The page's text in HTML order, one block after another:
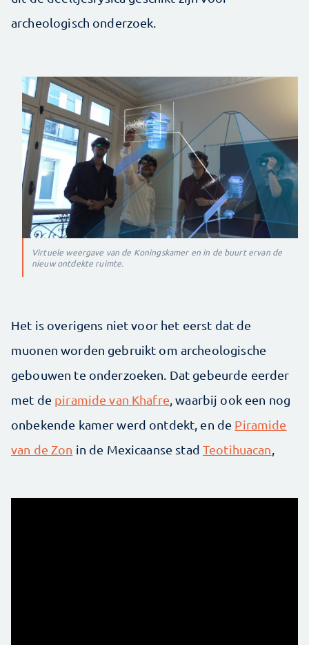
archeologisch onderzoek.
Virtuele weergave van de Koningskamer en in de buurt ervan de
nieuw ontdekte ruimte.
Het is overigens niet voor het eerst dat de
muonen worden gebruikt om archeologische
gebouwen te onderzoeken. Dat gebeurde eerder
met de piramide van Khafre, waarbij ook een nog
onbekende kamer werd ontdekt, en de Piramide
van de Zon in de Mexicaanse stad Teotihuacan,